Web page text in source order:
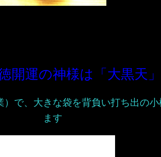
開運の神様は「大黒天」
で、大きな袋を背負い打ち出の
ます